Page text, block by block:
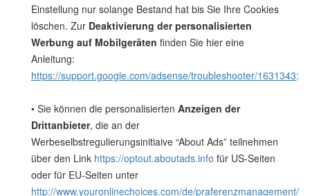
Einstellung nur solange Bestand hat bis Sie Ihre Cookies
löschen. Zur Deaktivierung der personalisierten
Werbung auf Mobilgeräten finden Sie hier eine
Anleitung:
https://support.google.com/adsense/troubleshooter/1631343;
• Sie können die personalisierten Anzeigen der
Drittanbieter, die an der
Werbeselbstregulierungsinitiaive “About Ads” teilnehmen
über den Link https://optout.aboutads.info für US-Seiten
oder für EU-Seiten unter
http://www.youronlinechoices.com/de/praferenzmanagement/